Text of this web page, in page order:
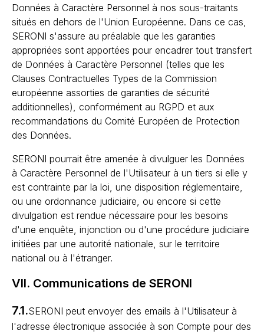
Données à Caractère Personnel à nos sous-traitants
situés en dehors de l'Union Européenne. Dans ce cas,
SERONI s'assure au préalable que les garanties
appropriées sont apportées pour encadrer tout transfert
de Données à Caractère Personnel (telles que les
Clauses Contractuelles Types de la Commission
européenne assorties de garanties de sécurité
additionnelles), conformément au RGPD et aux
recommandations du Comité Européen de Protection
des Données.
SERONI pourrait être amenée à divulguer les Données
à Caractère Personnel de l'Utilisateur à un tiers si elle y
est contrainte par la loi, une disposition réglementaire,
ou une ordonnance judiciaire, ou encore si cette
divulgation est rendue nécessaire pour les besoins
d'une enquête, injonction ou d'une procédure judiciaire
initiées par une autorité nationale, sur le territoire
national ou à l'étranger.
VII. Communications de SERONI
7.1.SERONI peut envoyer des emails à l'Utilisateur à
l'adresse électronique associée à son Compte pour des